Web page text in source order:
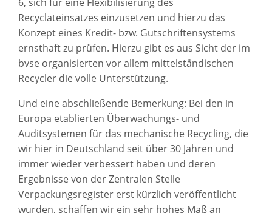
Recyclateinsatzes einzusetzen und hierzu das
Konzept eines Kredit- bzw. Gutschriftensystems
ernsthaft zu prüfen. Hierzu gibt es aus Sicht der im
bvse organisierten vor allem mittelständischen
Recycler die volle Unterstützung.
Und eine abschließende Bemerkung: Bei den in
Europa etablierten Überwachungs- und
Auditsystemen für das mechanische Recycling, die
wir hier in Deutschland seit über 30 Jahren und
immer wieder verbessert haben und deren
Ergebnisse von der Zentralen Stelle
Verpackungsregister erst kürzlich veröffentlicht
wurden, schaffen wir ein sehr hohes Maß an